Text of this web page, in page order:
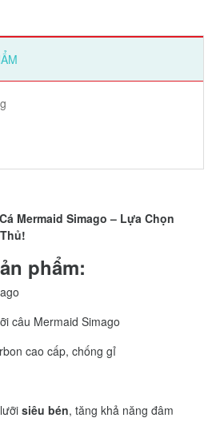
Mermaid Simago – Lựa Chọn
phẩm:
câu Mermaid Simago
cao cấp, chống gỉ
siêu bén, tăng khả năng đâm